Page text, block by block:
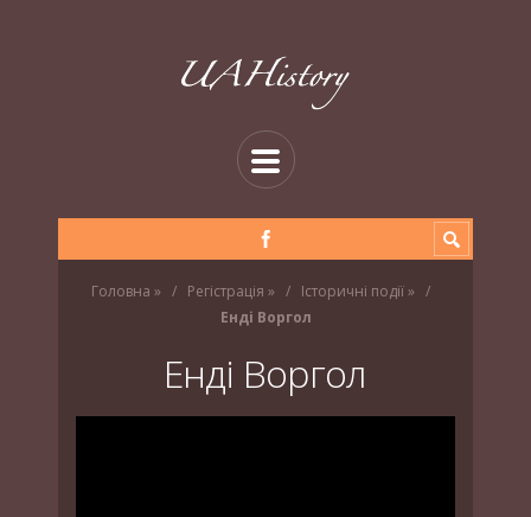
Головна » Регістрація » Історичні події»
Енді Воргол
Енді Воргол